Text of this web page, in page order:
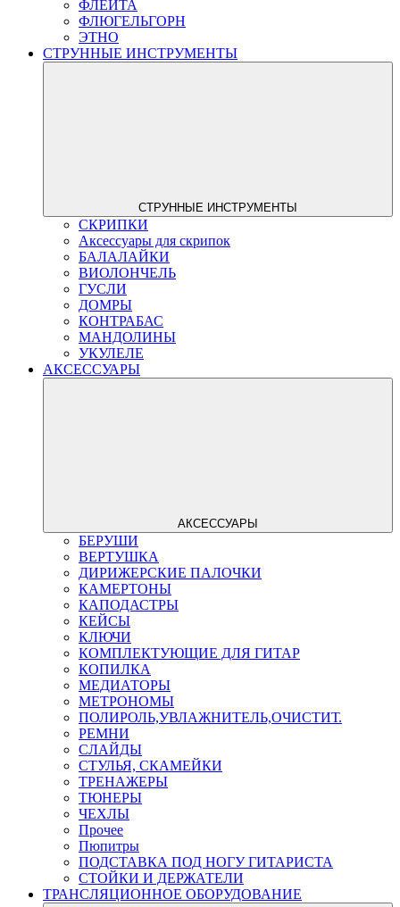
ФЛЕЙТА
ФЛЮГЕЛЬГОРН
ЭТНО
СТРУННЫЕ ИНСТРУМЕНТЫ
СТРУННЫЕ ИНСТРУМЕНТЫ
СКРИПКИ
Аксессуары для скрипок
БАЛАЛАЙКИ
ВИОЛОНЧЕЛЬ
ГУСЛИ
ДОМРЫ
КОНТРАБАС
МАНДОЛИНЫ
УКУЛЕЛЕ
АКСЕССУАРЫ
АКСЕССУАРЫ
БЕРУШИ
ВЕРТУШКА
ДИРИЖЕРСКИЕ ПАЛОЧКИ
КАМЕРТОНЫ
КАПОДАСТРЫ
КЕЙСЫ
КЛЮЧИ
КОМПЛЕКТУЮЩИЕ ДЛЯ ГИТАР
КОПИЛКА
МЕДИАТОРЫ
МЕТРОНОМЫ
ПОЛИРОЛЬ,УВЛАЖНИТЕЛЬ,ОЧИСТИТ.
РЕМНИ
СЛАЙДЫ
СТУЛЬЯ, СКАМЕЙКИ
ТРЕНАЖЕРЫ
ТЮНЕРЫ
ЧЕХЛЫ
Прочее
Пюпитры
ПОДСТАВКА ПОД НОГУ ГИТАРИСТА
СТОЙКИ И ДЕРЖАТЕЛИ
ТРАНСЛЯЦИОННОЕ ОБОРУДОВАНИЕ